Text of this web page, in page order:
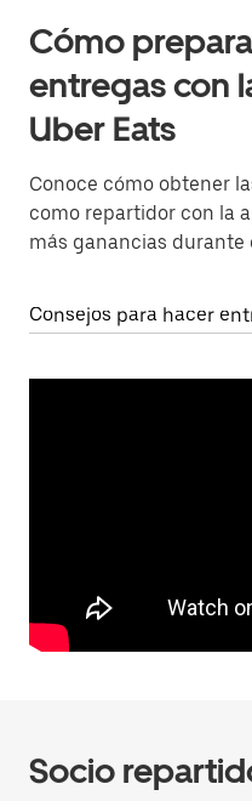
Cómo
entregas con
Uber Eats
Conoce cómo obtener
como repartidor con la
más ganancias durante
Consejos para hacer
Socio